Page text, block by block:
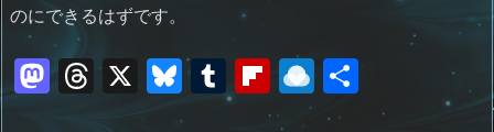
のにできるはずです。
M T X Bl
u
T
u
Fl
ip
R
ai 有